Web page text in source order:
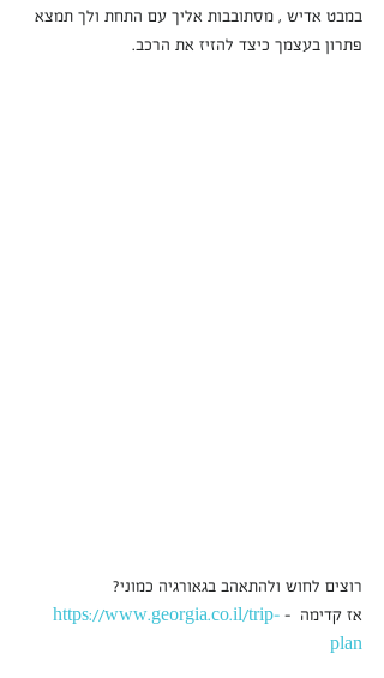
במבט אדיש , מסתובבות אליך עם התחת ולך תמצא
פתרון בעצמך כיצד להזיז את הרכב.
רוצים לחוש ולהתאהב בגאורגיה כמוני?
אז קדימה  - https://www.georgia.co.il/trip-
plan